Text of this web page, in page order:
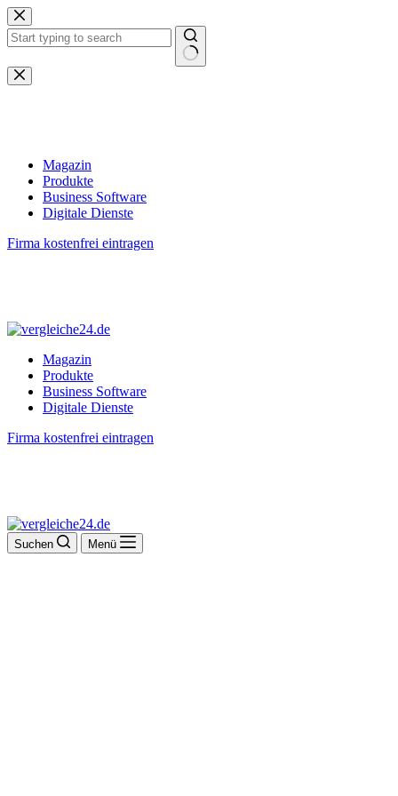
Zum
Inhalt
springen
Keine
Ergebnisse
Magazin
Produkte
Business Software
Digitale Dienste
Firma kostenfrei eintragen
Magazin
Produkte
Business Software
Digitale Dienste
Firma kostenfrei eintragen
Suchen Menü